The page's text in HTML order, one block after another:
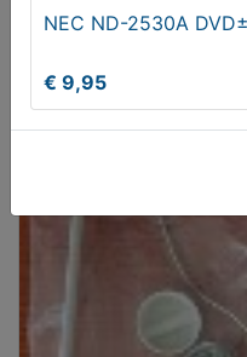
Wingman Extreme
NEC ND-2530A
€ 9,95